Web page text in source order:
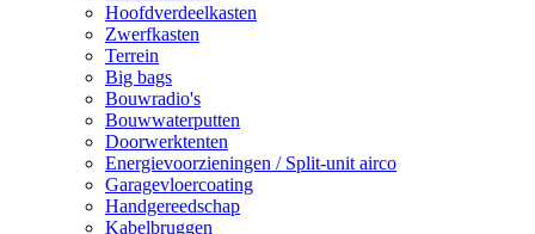
Hoofdverdeelkasten
Zwerfkasten
Terrein
Big bags
Bouwradio's
Bouwwaterputten
Doorwerktenten
Energievoorzieningen / Split-unit airco
Garagevloercoating
Handgereedschap
Kabelbruggen